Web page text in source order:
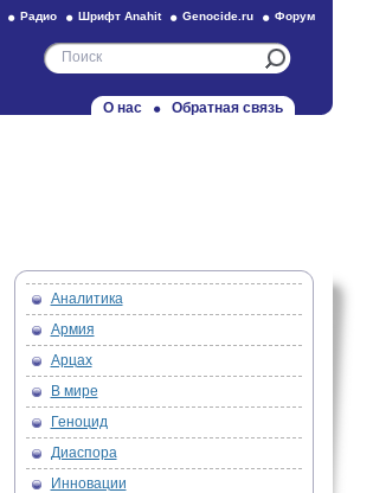
Радио Шрифт Anahit Genocide.ru Форум
О нас Обратная связь
Аналитика
Армия
Арцах
В мире
Геноцид
Диаспора
Инновации